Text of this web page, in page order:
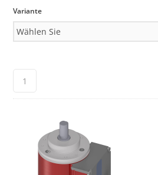
Variante